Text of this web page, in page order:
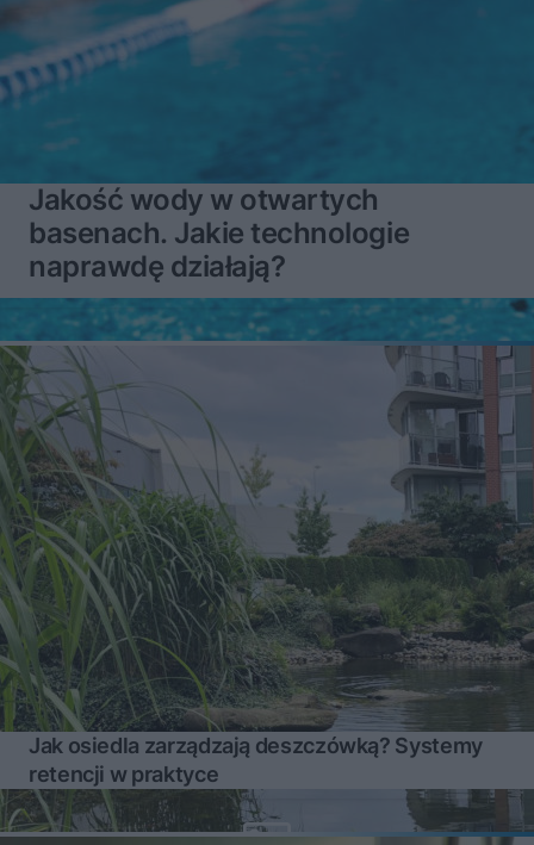
Jakość wody w otwartych
basenach. Jakie technologie
naprawdę działają?
Jak osiedla zarządzają deszczówką? Systemy
retencji w praktyce